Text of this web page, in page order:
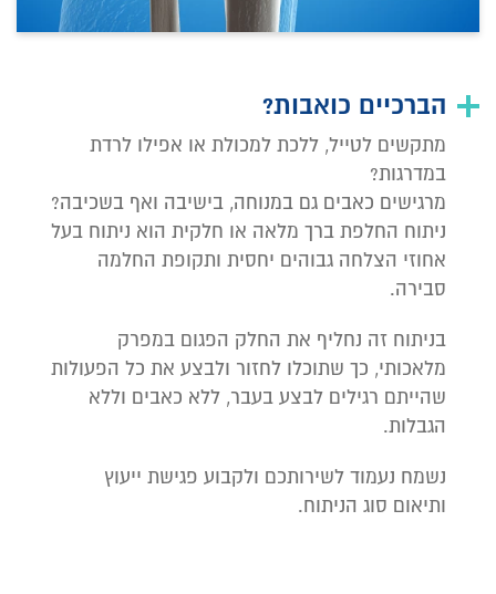
הברכיים כואבות?
מתקשים לטייל, ללכת למכולת או אפילו לרדת
במדרגות?
מרגישים כאבים גם במנוחה, בישיבה ואף בשכיבה?
ניתוח החלפת ברך מלאה או חלקית הוא ניתוח בעל
אחוזי הצלחה גבוהים יחסית ותקופת החלמה
סבירה.
בניתוח זה נחליף את החלק הפגום במפרק
מלאכותי, כך שתוכלו לחזור ולבצע את כל הפעולות
שהייתם רגילים לבצע בעבר, ללא כאבים וללא
הגבלות.
נשמח נעמוד לשירותכם ולקבוע פגישת ייעוץ
ותיאום סוג הניתוח.